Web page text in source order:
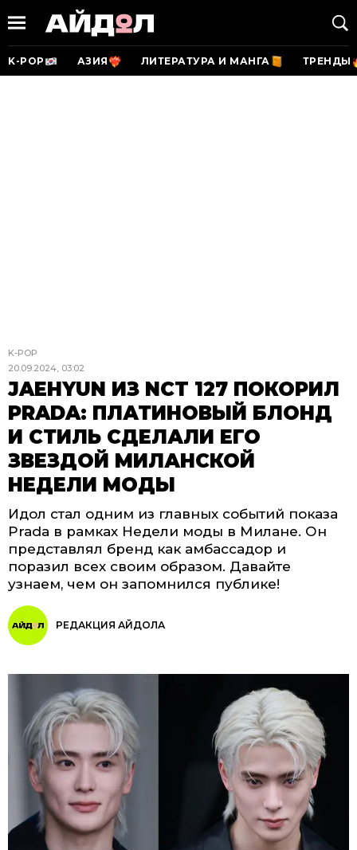
K-POP АЗИЯ ЛИТЕРАТУРА И МАНГА ТРЕНДЫ
K-POP
20.09.2024, 03:02
JAEHYUN ИЗ NCT 127 ПОКОРИЛ
PRADA: ПЛАТИНОВЫЙ БЛОНД
И СТИЛЬ СДЕЛАЛИ ЕГО
ЗВЕЗДОЙ МИЛАНСКОЙ
НЕДЕЛИ МОДЫ
Идол стал одним из главных событий показа
Prada в рамках Недели моды в Милане. Он
представлял бренд как амбассадор и
поразил всех своим образом. Давайте
узнаем, чем он запомнился публике!
РЕДАКЦИЯ АЙДОЛА